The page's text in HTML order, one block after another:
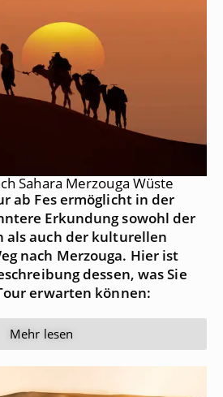
Sahara Merzouga Wüste
ab Fes ermöglicht in der
Erkundung sowohl der
als auch der kulturellen
nach Merzouga. Hier ist
dessen, was Sie
erwarten können:
Mehr lesen